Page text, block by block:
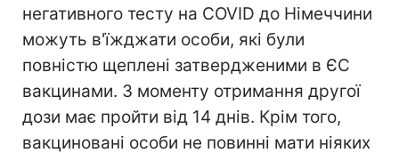
негативного тесту на COVID до Німеччини
можуть в'їжджати особи, які були
повністю щеплені затвердженими в ЄС
вакцинами. З моменту отримання другої
дози має пройти від 14 днів. Крім того,
вакциновані особи не повинні мати ніяких